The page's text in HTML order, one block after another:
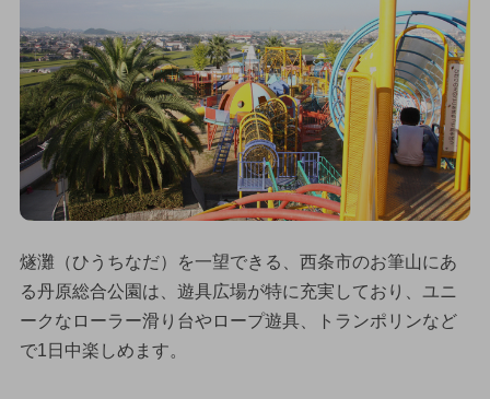
燧灘（ひうちなだ）を一望できる、西条市のお筆山にあ
る丹原総合公園は、遊具広場が特に充実しており、ユニ
ークなローラー滑り台やロープ遊具、トランポリンなど
で1日中楽しめます。